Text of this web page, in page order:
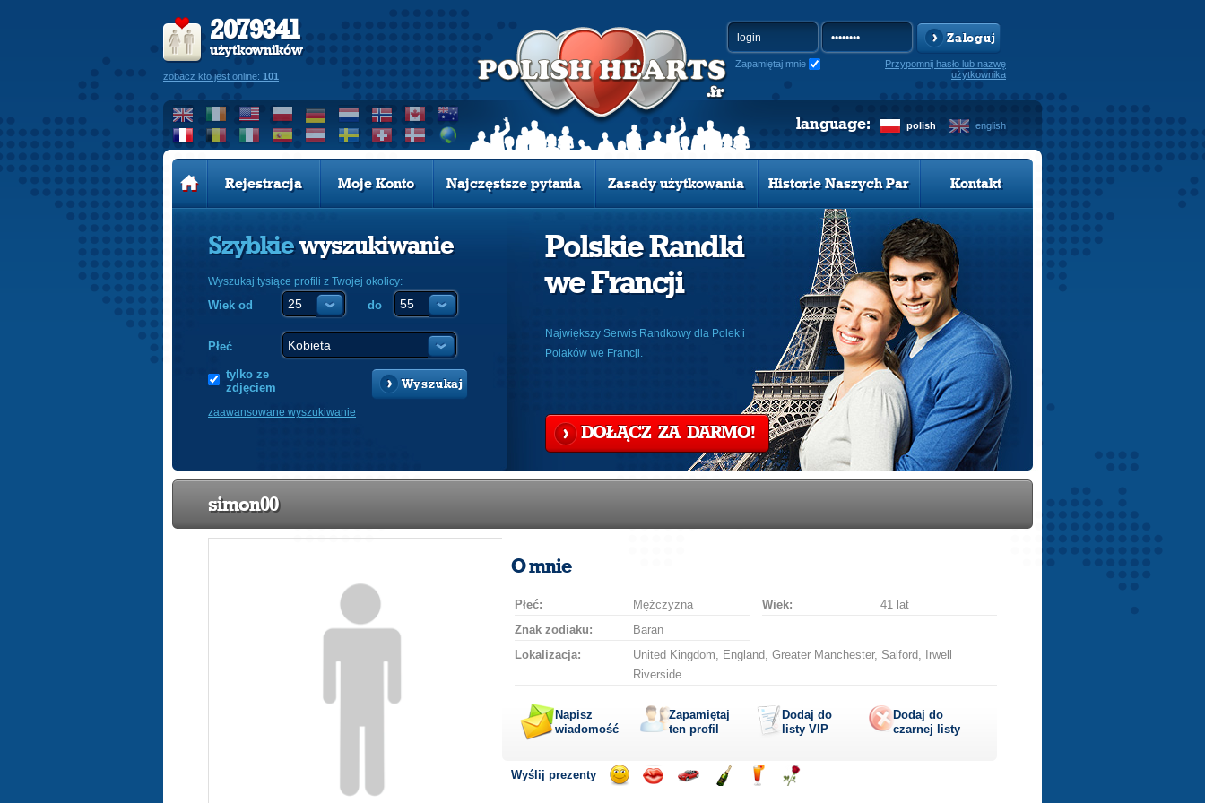
2079341
użytkowników
zobacz kto jest online: 101
Zaloguj
Zapamiętaj mnie
Przypomnij hasło lub nazwę
użytkownika
polish english
language:
Rejestracja Moje Konto Najczęstsze pytania Zasady użytkowania Historie Naszych Par Kontakt
Szybkiewyszukiwanie
Wyszukaj tysiące profili z Twojej okolicy:
Wiek od do
Płeć
tylko ze
zdjęciem
Wyszukaj
zaawansowane wyszukiwanie
Polskie Randki
we Francji
Największy Serwis Randkowy dla Polek i
Polaków we Francji.
DOŁĄCZ ZA DARMO!
simon00
O mnie
Płeć: Mężczyzna Wiek:
41 lat
Znak zodiaku:
Baran
Lokalizacja:
United Kingdom, England, Greater Manchester, Salford, Irwell
Riverside
Napisz
wiadomość
Zapamiętaj
ten profil
Dodaj do
listy VIP
Dodaj do
czarnej listy
Wyślij prezenty